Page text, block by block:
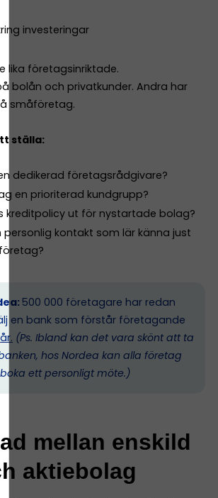
investeringar
lika företagsinriktade.
bolån och privatkunder. Andra har
småföretag.
ställa:
dedikerad företagsrådgivare?
en prioriterad kundgrupp?
kreditpolicy ut för nystartade bolag?
personlig kontakt som lär känna just
500 000 företagare har redan
en bank som förstår företagande
(Ps. Ibland kan det vara skönt att ta
hos Nordea kan alla företag
ett personligt möte.)
mellan enskild
aktiebolag